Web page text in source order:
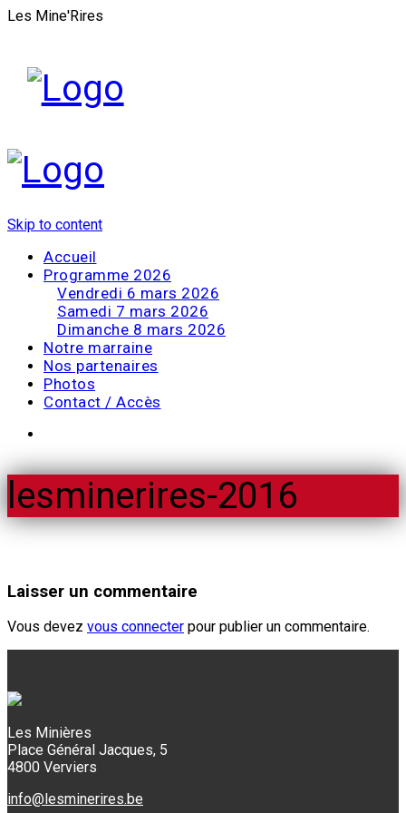
Les Mine'Rires
Skip to content
Accueil
Programme 2026
Vendredi 6 mars 2026
Samedi 7 mars 2026
Dimanche 8 mars 2026
Notre marraine
Nos partenaires
Photos
Contact / Accès
lesminerires-2016
Laisser un commentaire
Vous devez vous connecter pour publier un commentaire.
Les Minières
Place Général Jacques, 5
4800 Verviers
info@lesminerires.be